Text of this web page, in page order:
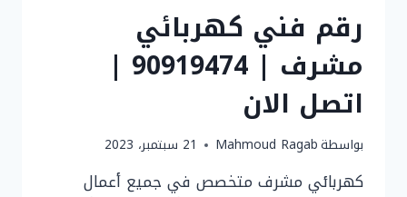
رقم فني كهربائي
مشرف | 90919474 |
اتصل الان
بواسطةMahmoud Ragab 21 سبتمبر، 2023
كهربائي مشرف متخصص في جميع أعمال